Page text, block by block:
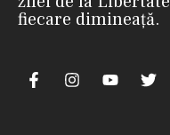
fiecare dimineață.